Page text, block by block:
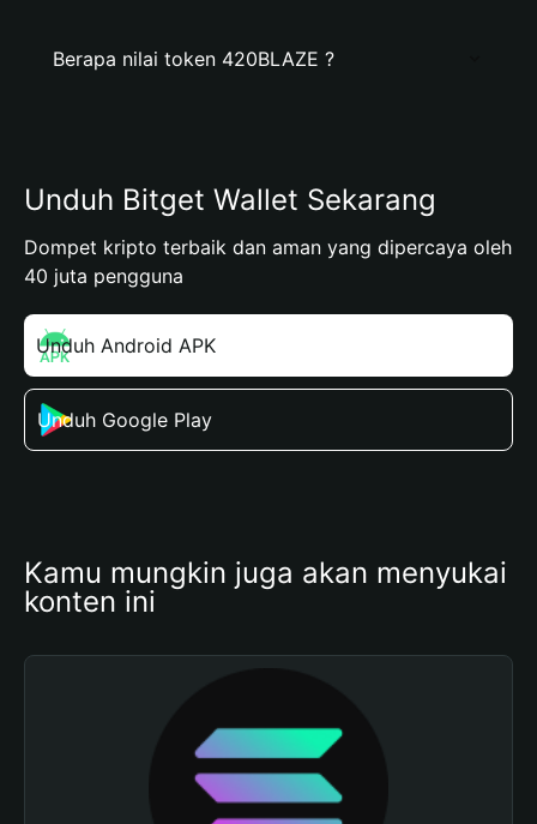
Berapa nilai token 420BLAZE ?
Unduh Bitget Wallet Sekarang
Dompet kripto terbaik dan aman yang dipercaya oleh
40 juta pengguna
Unduh Android APK
Unduh Google Play
Kamu mungkin juga akan menyukai
konten ini